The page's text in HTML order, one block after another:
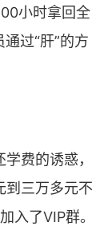
小时拿回全
过“肝”的方
费的诱惑，
到三万多元不
入了VIP群。